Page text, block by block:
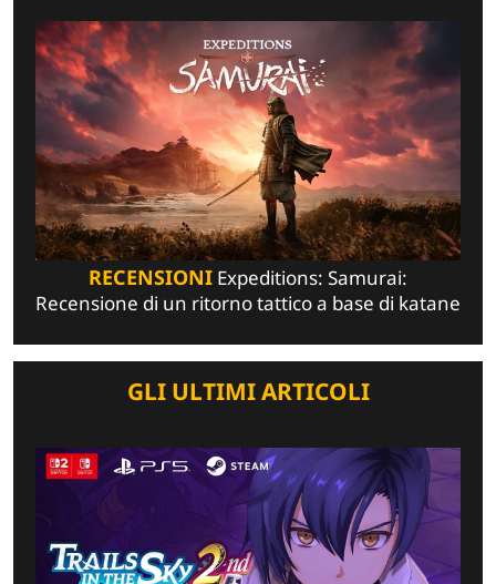
RECENSIONI Expeditions: Samurai:
Recensione di un ritorno tattico a base di katane
GLI ULTIMI ARTICOLI